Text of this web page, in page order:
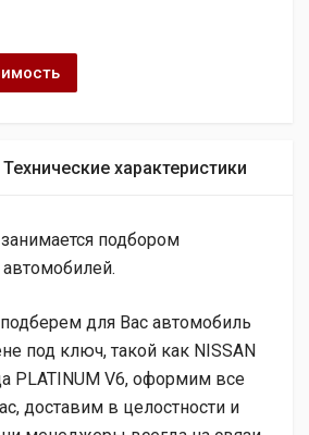
Технические характеристики
подбором
автомобилей.
для Вас автомобиль
под ключ, такой как NISSAN
PLATINUM V6, оформим все
доставим в целостности и